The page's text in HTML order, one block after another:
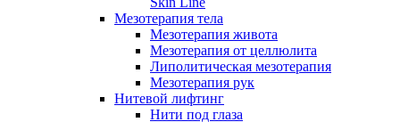
Мезотерапия тела
Мезотерапия живота
Мезотерапия от целлюлита
Липолитическая мезотерапия
Мезотерапия рук
Нитевой лифтинг
Нити под глаза